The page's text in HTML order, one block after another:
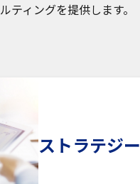
ルティングを提供します。
ストラテジー